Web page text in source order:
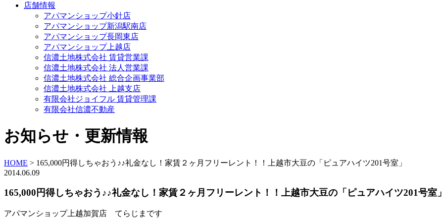
店舗情報
アパマンショップ小針店
アパマンショップ新潟駅南店
アパマンショップ長岡東店
アパマンショップ上越店
信濃土地株式会社 賃貸営業課
信濃土地株式会社 法人営業課
信濃土地株式会社 総合企画事業部
信濃土地株式会社 上越支店
有限会社ジョイフル 賃貸管理課
有限会社信濃不動産
お知らせ・更新情報
HOME > 165,000円得しちゃおう♪♪礼金なし！家賃２ヶ月フリーレント！！上越市大豆の「ピュアハイツ201号室」
2014.06.09
165,000円得しちゃおう♪♪礼金なし！家賃２ヶ月フリーレント！！上越市大豆の「ピュアハイツ201号室」
アパマンショップ上越加賀店 てらじまです